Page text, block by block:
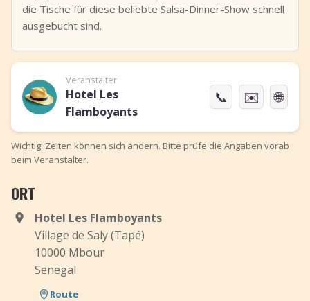
die Tische für diese beliebte Salsa-Dinner-Show schnell
ausgebucht sind.
Veranstalter
Hotel Les
Flamboyants
📞 ✉️ 🌐
Wichtig: Zeiten können sich ändern. Bitte prüfe die Angaben vorab
beim Veranstalter.
ORT
Hotel Les Flamboyants
Village de Saly (Tapé)
10000 Mbour
Senegal
Route